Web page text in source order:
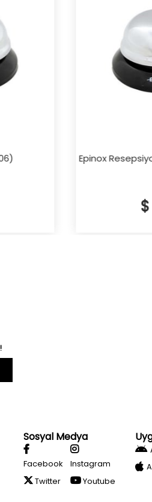
Epinox
Sosyal Medya
Facebook
Instagram
Twitter
Youtube